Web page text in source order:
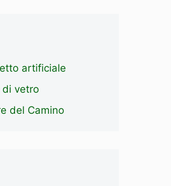
artificiale
di vetro
del Camino